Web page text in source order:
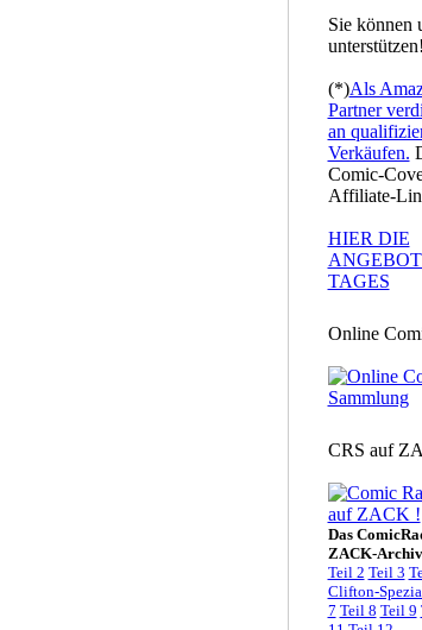
Sie können
unterstützen!
(*)Als
Partner
an
Verkäufen.
Comic-
Affiliate-
HIER DIE
TAGES
Online
CRS auf
Das
ZACK-
Teil 2 Teil 3
Clifton-
7 Teil 8 Teil 9